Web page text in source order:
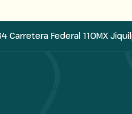
Carretera Federal 110MX